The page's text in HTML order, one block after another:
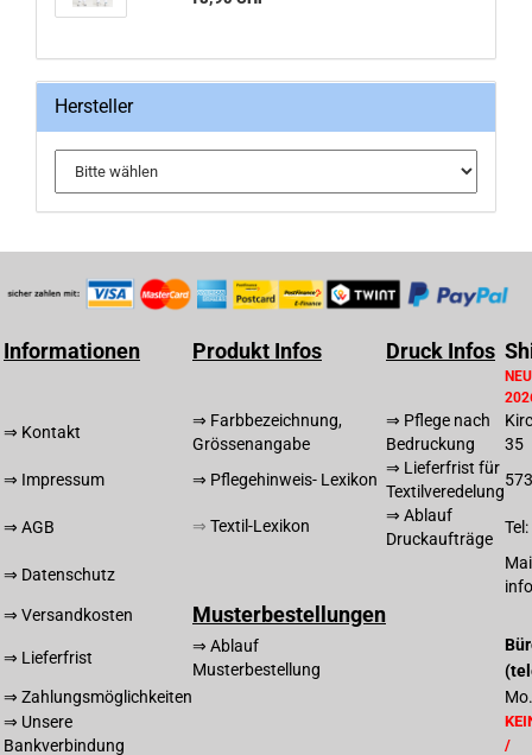
Hersteller
Informationen Produkt Infos Druck Infos
⇒ Kontakt
⇒ Farbbezeichnung,
Grössenangabe
⇒ Pflege nach
Bedruckung
35
⇒ Impressum
⇒ Pflegehinweis- Lexikon
⇒ Lieferfrist für
Textilveredelung
⇒ AGB ⇒ Textil-Lexikon
⇒ Ablauf
Druckaufträge
⇒ Datenschutz
⇒ Versandkosten
Musterbestellungen
⇒ Lieferfrist
⇒ Ablauf
Musterbestellung
⇒ Zahlungsmöglichkeiten
⇒ Unsere
Bankverbindung
/